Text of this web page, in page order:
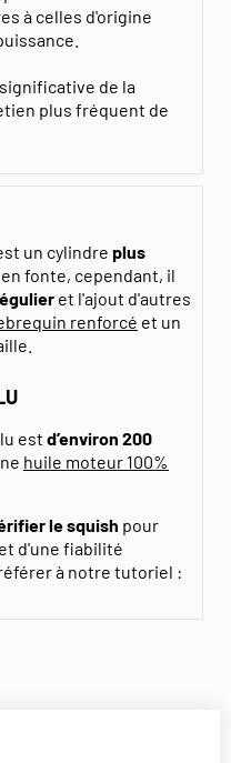
à celles d'origine
de la
plus fréquent de
un cylindre plus
fonte, cependant, il
et l'ajout d'autres
renforcé et un
est d’environ 200
huile moteur 100%
le squish pour
d'une fiabilité
à notre tutoriel :